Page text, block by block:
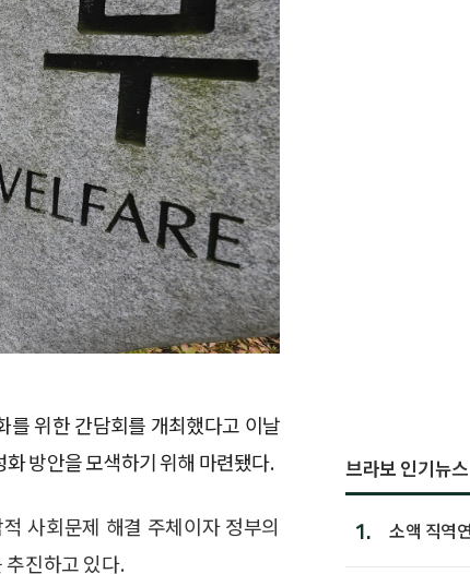
를 위한 간담회를 개최했다고 이날
방안을 모색하기 위해 마련됐다.
사회문제 해결 주체이자 정부의
진하고 있다.
브라보 인기뉴스
1.
소액 직역